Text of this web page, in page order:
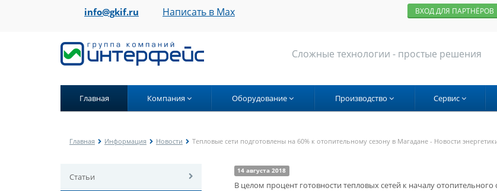
info@gkif.ru Написать в Max ВХОД ДЛЯ ПАРТНЁРОВ
Сложные технологии - простые решения
Главная Компания Оборудование Производство Сервис
Главная Информация Новости Тепловые сети подготовлены на 60% к отопительному сезону в Магадане - Новости
Статьи
14 августа 2018
В целом процент готовности тепловых сетей к началу отопительного